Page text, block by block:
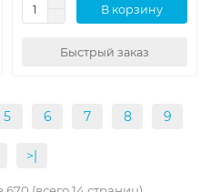
В корзину
Быстрый заказ
5 6 7 8 9
>|